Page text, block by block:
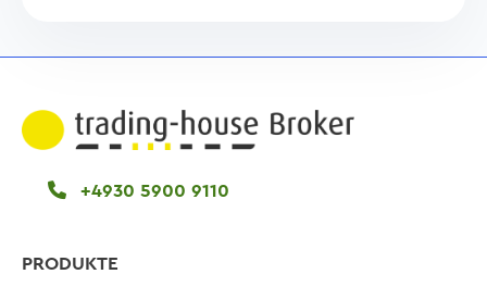
+4930 5900 9110
PRODUKTE